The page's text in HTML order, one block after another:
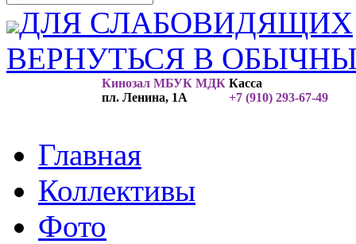
ДЛЯ СЛАБОВИДЯЩИХ
ВЕРНУТЬСЯ В
Кинозал МБУК МДК
пл. Ленина, 1А
Касса
+7 (910) 293-67-49
Главная
Коллективы
Фото